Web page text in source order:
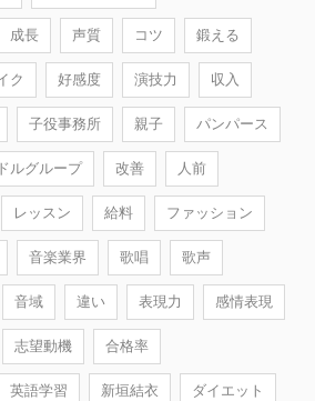
成長 声質 コツ 鍛える
ク 好感度 演技力 収入
子役事務所 親子 パンパース
ルグループ 改善 人前
レッスン 給料 ファッション
音楽業界 歌唱 歌声
音域 違い 表現力 感情表現
志望動機 合格率
英語学習 新垣結衣 ダイエット